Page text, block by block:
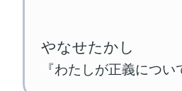
やなせたかし
『わたしが正義につい